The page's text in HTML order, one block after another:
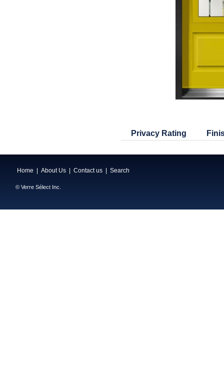
Privacy Rating
Home About Us Contact us Search
© Verre Sélect Inc.